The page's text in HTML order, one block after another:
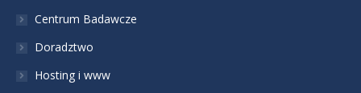
Centrum Badawcze
Doradztwo
Hosting i www